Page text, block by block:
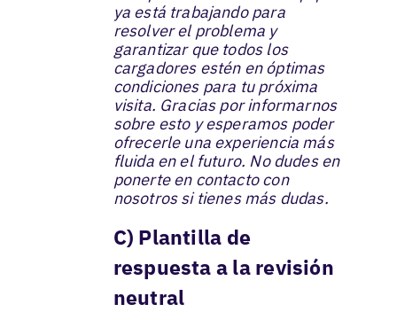
ya está trabajando para
resolver el problema y
garantizar que todos los
cargadores estén en óptimas
condiciones para tu próxima
visita. Gracias por informarnos
sobre esto y esperamos poder
ofrecerle una experiencia más
fluida en el futuro. No dudes en
ponerte en contacto con
nosotros si tienes más dudas.
C) Plantilla de
respuesta a la revisión
neutral